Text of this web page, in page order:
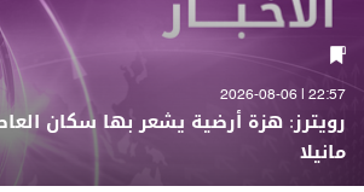
22:57 | 2026-08-06
رويترز: هزة أرضية يشعر بها سكان
مانيلا